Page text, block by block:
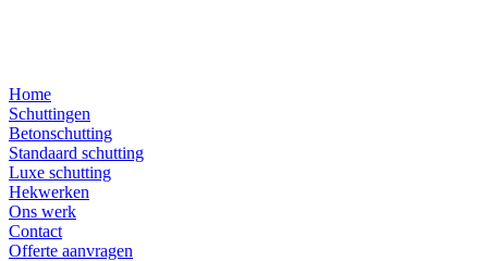
Home
Schuttingen
Betonschutting
Standaard schutting
Luxe schutting
Hekwerken
Ons werk
Contact
Offerte aanvragen